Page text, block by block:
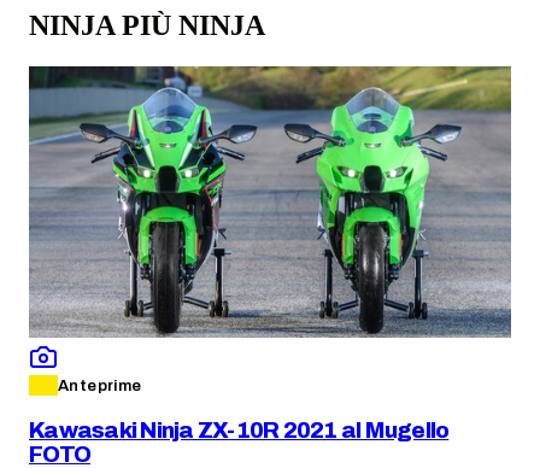
NINJA PIÙ NINJA
Anteprime
Kawasaki Ninja ZX-10R 2021 al Mugello
FOTO